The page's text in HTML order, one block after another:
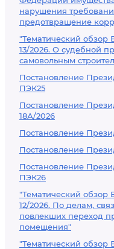
нарушения
предотвращение
"Тематический
13/2026. О судебной
самовольным
Постановление
ПЭК25
Постановление
18А/2026
Постановление
Постановление
Постановление
ПЭК26
"Тематический
12/2026. По делам,
повлекших переход
помещения"
"Тематический